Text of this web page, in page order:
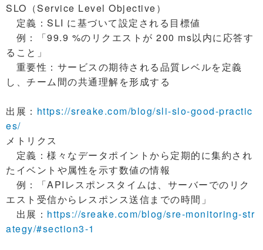
SLO（Service Level Objective）
定義：SLI に基づいて設定される目標値
例：「99.9 %のリクエストが 200 ms以内に応答す
ること」
重要性：サービスの期待される品質レベルを定義
し、チーム間の共通理解を形成する
出展： https://sreake.com/blog/sli-slo-good-practic
es/
メトリクス
定義：様々なデータポイントから定期的に集約され
たイベントや属性を示す数値の情報
例：「APIレスポンスタイムは、サーバーでのリク
エスト受信からレスポンス送信までの時間」
出展： https://sreake.com/blog/sre-monitoring-str
ategy/#section3-1